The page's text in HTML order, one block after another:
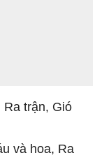
Ra trận, Gió
và hoa, Ra